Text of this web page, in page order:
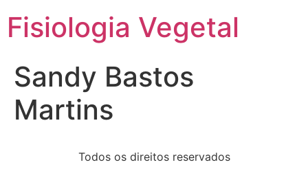
Fisiologia Vegetal
Sandy Bastos
Martins
Todos os direitos reservados